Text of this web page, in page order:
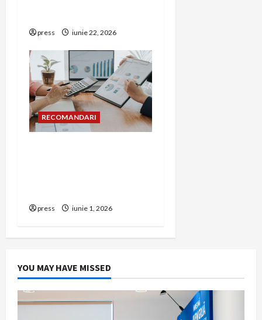
press iunie 22, 2026
RECOMANDARI
press iunie 1, 2026
YOU MAY HAVE MISSED